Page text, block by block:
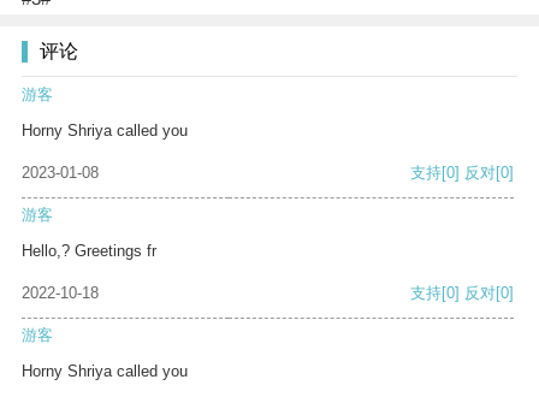
评论
游客
Horny Shriya called you
2023-01-08 支持[0] 反对[0]
游客
Hello,? Greetings fr
2022-10-18 支持[0] 反对[0]
游客
Horny Shriya called you